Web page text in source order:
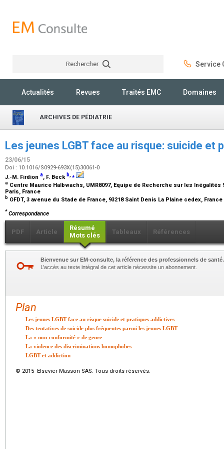
Rechercher Service
Actualités Revues Traités EMC Domaines
ARCHIVES DE PÉDIATRIE
Les jeunes LGBT face au risque: suicide et
23/06/15
Doi : 10.1016/S0929-693X(15)30061-0
J.-M. Firdion a, F. Beck b,⁎
a Centre Maurice Halbwachs, UMR8097, Equipe de Recherche sur les Inégalités
Paris, France
b OFDT, 3 avenue du Stade de France, 93218 Saint Denis La Plaine cedex, France
* Correspondance
PDF Article
Résumé
Mots clés
Tableaux Références
Bienvenue sur EM-consulte, la référence des professionnels de santé.
L’accès au texte intégral de cet article nécessite un abonnement.
Plan
Les jeunes LGBT face au risque suicide et pratiques addictives
Des tentatives de suicide plus fréquentes parmi les jeunes LGBT
La « non-conformité » de genre
La violence des discriminations homophobes
LGBT et addiction
© 2015 Elsevier Masson SAS. Tous droits réservés.